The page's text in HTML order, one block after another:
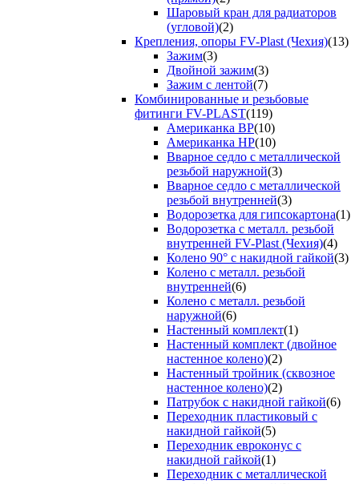
Шаровый кран для радиаторов
(угловой)(2)
Крепления, опоры FV-Plast (Чехия)(13)
Зажим(3)
Двойной зажим(3)
Зажим с лентой(7)
Комбинированные и резьбовые
фитинги FV-PLAST(119)
Американка ВР(10)
Американка НР(10)
Вварное седло с металлической
резьбой наружной(3)
Вварное седло с металлической
резьбой внутренней(3)
Водорозетка для гипсокартона(1)
Водорозетка с металл. резьбой
внутренней FV-Plast (Чехия)(4)
Колено 90° с накидной гайкой(3)
Колено с металл. резьбой
внутренней(6)
Колено с металл. резьбой
наружной(6)
Настенный комплект(1)
Настенный комплект (двойное
настенное колено)(2)
Настенный тройник (сквозное
настенное колено)(2)
Патрубок с накидной гайкой(6)
Переходник пластиковый с
накидной гайкой(5)
Переходник евроконус с
накидной гайкой(1)
Переходник с металлической